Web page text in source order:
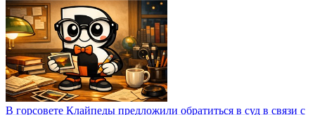
В горсовете Клайпеды предложили обратиться в суд в связи с